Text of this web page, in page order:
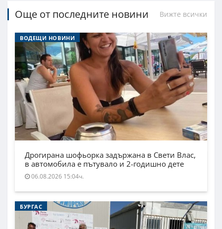
Още от последните новини Вижте всички
ВОДЕЩИ НОВИНИ
Дрогирана шофьорка задържана в Свети Влас,
в автомобила е пътувало и 2-годишно дете
06.08.2026 15:04ч.
БУРГАС